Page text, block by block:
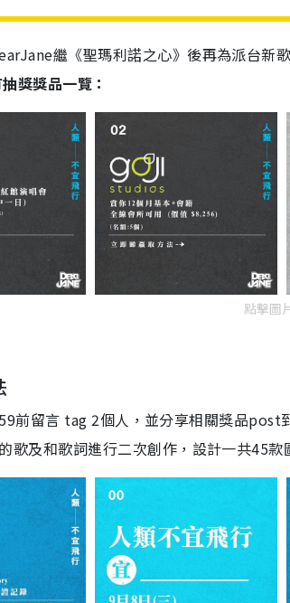
繼《聖瑪利諾之心》後再為派台新
獎獎品一覽：
點擊圖
前留言 tag 2個人，並分享相關獎品
歌及和歌詞進行二次創作，設計一共45款